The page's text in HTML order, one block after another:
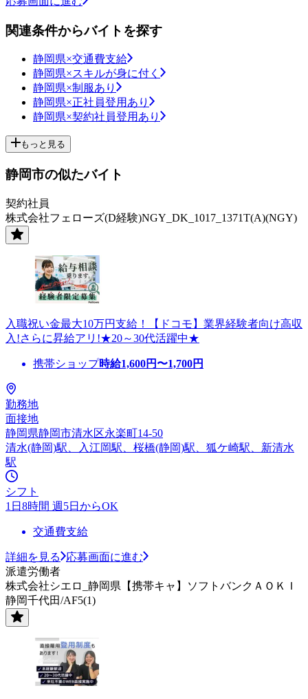
関連条件からバイトを探す
静岡県×交通費支給
静岡県×スキルが身に付く
静岡県×制服あり
静岡県×正社員登用あり
静岡県×契約社員登用あり
もっと見る
静岡市の似たバイト
契約社員
株式会社フェローズ(D経験)NGY_DK_1017_1371T(A)(NGY)
入職祝い金最大10万円支給！【ドコモ】業界経験者向け高収
入!さらに昇給アリ!★20～30代活躍中★
携帯ショップ時給1,600円〜1,700円
勤務地
面接地
静岡県静岡市清水区永楽町14-50
清水(静岡)駅、入江岡駅、桜橋(静岡)駅、狐ケ崎駅、新清水
駅
シフト
1日8時間 週5日からOK
交通費支給
詳細を見る
応募画面に進む
派遣労働者
株式会社シエロ_静岡県【携帯キャ】ソフトバンクＡＯＫＩ
静岡千代田/AF5(1)